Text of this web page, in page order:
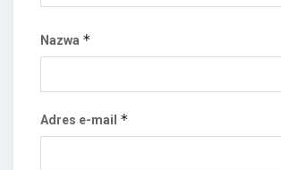
Nazwa *
Adres e-mail *